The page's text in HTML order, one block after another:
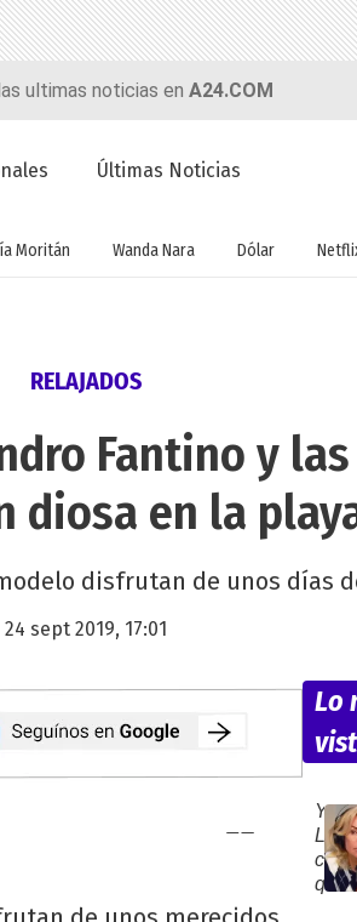
ultimas noticias en A24.COM
Últimas Noticias
Moritán Wanda Nara Dólar
RELAJADOS
Fantino y
diosa en la
disfrutan de unos días
24 sept 2019, 17:01
Lo
qué